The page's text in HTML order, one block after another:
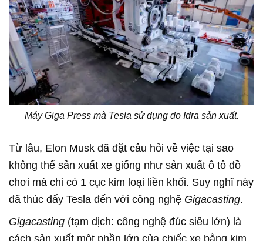
Máy Giga Press mà Tesla sử dụng do Idra sản xuất.
Từ lâu, Elon Musk đã đặt câu hỏi về việc tại sao
không thể sản xuất xe giống như sản xuất ô tô đồ
chơi mà chỉ có 1 cục kim loại liền khối. Suy nghĩ này
đã thúc đẩy Tesla đến với công nghệ Gigacasting.
Gigacasting (tạm dịch: công nghệ đúc siêu lớn) là